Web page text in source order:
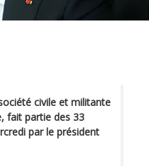
civile et militante
fait partie des 33
par le président